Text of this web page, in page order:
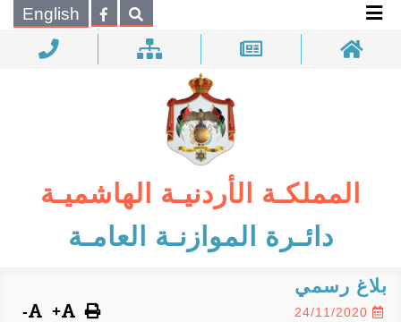
بحـث English
المملكـة الأردنيـة الهاشميـة
دائـرة الموازنـة العامـة
بلاغ رسمي
24/11/2020
+
-